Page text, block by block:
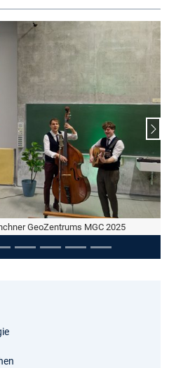
GeoZentrums MGC 2025
GeoZentrums MGC 2025